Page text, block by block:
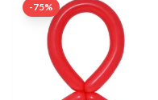
-75%